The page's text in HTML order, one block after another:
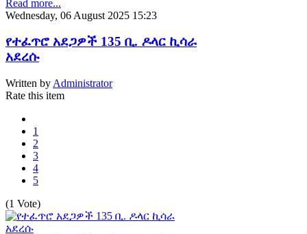
Read more...
Wednesday, 06 August 2025 15:23
የተፈጥሮ አደጋዎች 135 ቢ. ዶላር ኪሳራ
አደረሱ
Written by Administrator
Rate this item
1
2
3
4
5
(1 Vote)